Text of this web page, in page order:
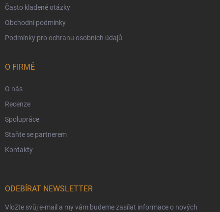
Často kladené otázky
Obchodní podmínky
Podmínky pro ochranu osobních údajů
O FIRMĚ
O nás
Recenze
Spolupráce
Staňte se partnerem
Kontakty
ODEBÍRAT NEWSLETTER
Vložte svůj e-mail a my vám budeme zasílat informace o nových